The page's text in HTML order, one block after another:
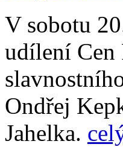
V sobotu
udílení Cen
Ondřej
Jahelka.